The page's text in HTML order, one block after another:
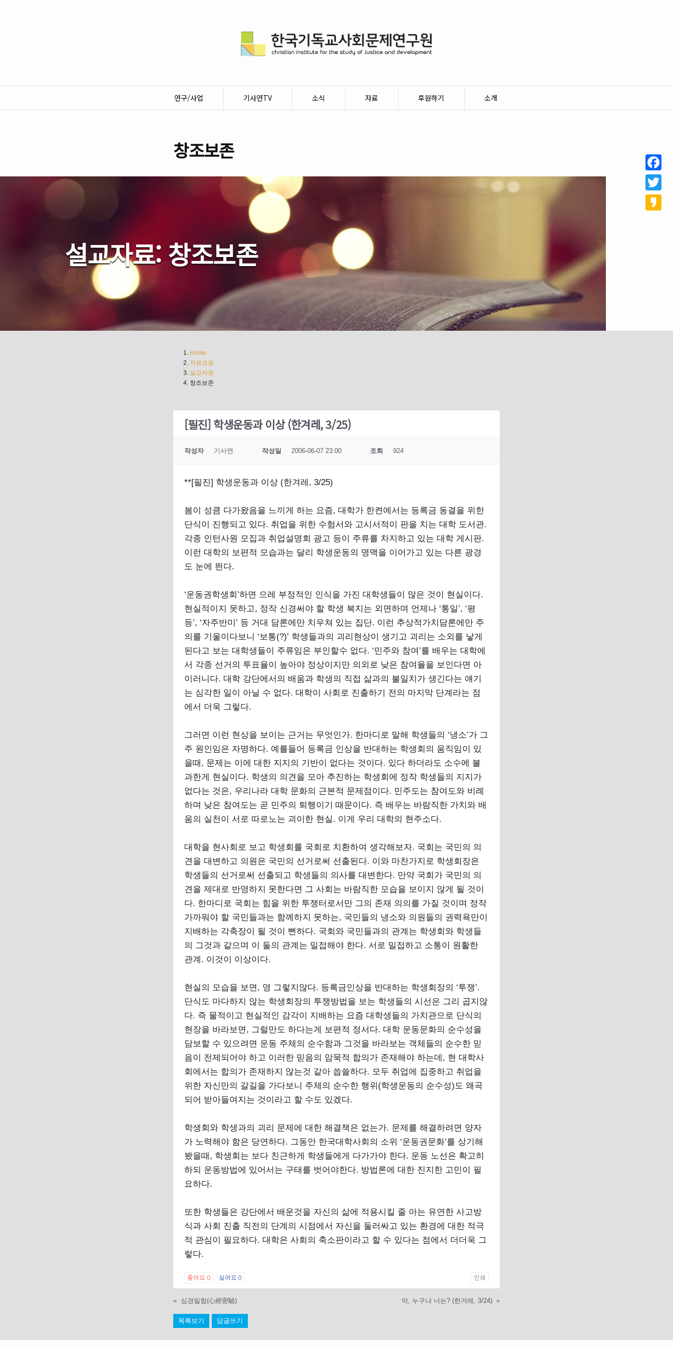
연구/사업 기사연TV 소식 자료 후원하기 소개
창조보존
설교자료: 창조보존
Home
자료모음
설교자료
창조보존
[필진] 학생운동과 이상 (한겨레, 3/25)
작성자 기사연 작성일 2006-06-07 23:00 조회 924
**[필진] 학생운동과 이상 (한겨레, 3/25)
봄이 성큼 다가왔음을 느끼게 하는 요즘, 대학가 한켠에서는 등록금 동결을 위한
단식이 진행되고 있다. 취업을 위한 수험서와 고시서적이 판을 치는 대학 도서관.
각종 인턴사원 모집과 취업설명회 광고 등이 주류를 차지하고 있는 대학 게시판.
이런 대학의 보편적 모습과는 달리 학생운동의 명맥을 이어가고 있는 다른 광경
도 눈에 띈다.
‘운동권학생회’하면 으레 부정적인 인식을 가진 대학생들이 많은 것이 현실이다.
현실적이지 못하고, 정작 신경써야 할 학생 복지는 외면하며 언제나 ‘통일’, ‘평
등’, ‘자주반미’ 등 거대 담론에만 치우쳐 있는 집단. 이런 추상적가치담론에만 주
의를 기울이다보니 ‘보통(?)’ 학생들과의 괴리현상이 생기고 괴리는 소외를 낳게
된다고 보는 대학생들이 주류임은 부인할수 없다. ‘민주와 참여’를 배우는 대학에
서 각종 선거의 투표율이 높아야 정상이지만 의외로 낮은 참여율을 보인다면 아
이러니다. 대학 강단에서의 배움과 학생의 직접 삶과의 불일치가 생긴다는 얘기
는 심각한 일이 아닐 수 없다. 대학이 사회로 진출하기 전의 마지막 단계라는 점
에서 더욱 그렇다.
그러면 이런 현상을 보이는 근거는 무엇인가. 한마디로 말해 학생들의 ‘냉소’가 그
주 원인임은 자명하다. 예를들어 등록금 인상을 반대하는 학생회의 움직임이 있
을때, 문제는 이에 대한 지지의 기반이 없다는 것이다. 있다 하더라도 소수에 불
과한게 현실이다. 학생의 의견을 모아 추진하는 학생회에 정작 학생들의 지지가
없다는 것은, 우리나라 대학 문화의 근본적 문제점이다. 민주도는 참여도와 비례
하며 낮은 참여도는 곧 민주의 퇴행이기 때문이다. 즉 배우는 바람직한 가치와 배
움의 실천이 서로 따로노는 괴이한 현실. 이게 우리 대학의 현주소다.
대학을 현사회로 보고 학생회를 국회로 치환하여 생각해보자. 국회는 국민의 의
견을 대변하고 의원은 국민의 선거로써 선출된다. 이와 마찬가지로 학생회장은
학생들의 선거로써 선출되고 학생들의 의사를 대변한다. 만약 국회가 국민의 의
견을 제대로 반영하지 못한다면 그 사회는 바람직한 모습을 보이지 않게 될 것이
다. 한마디로 국회는 힘을 위한 투쟁터로서만 그의 존재 의의를 가질 것이며 정작
가까워야 할 국민들과는 함께하지 못하는, 국민들의 냉소와 의원들의 권력욕만이
지배하는 각축장이 될 것이 뻔하다. 국회와 국민들과의 관계는 학생회와 학생들
의 그것과 같으며 이 둘의 관계는 밀접해야 한다. 서로 밀접하고 소통이 원활한
관계. 이것이 이상이다.
현실의 모습을 보면, 영 그렇지않다. 등록금인상을 반대하는 학생회장의 ‘투쟁’.
단식도 마다하지 않는 학생회장의 투쟁방법을 보는 학생들의 시선은 그리 곱지않
다. 즉 물적이고 현실적인 감각이 지배하는 요즘 대학생들의 가치관으로 단식의
현장을 바라보면, 그럴만도 하다는게 보편적 정서다. 대학 운동문화의 순수성을
담보할 수 있으려면 운동 주체의 순수함과 그것을 바라보는 객체들의 순수한 믿
음이 전제되어야 하고 이러한 믿음의 암묵적 합의가 존재해야 하는데, 현 대학사
회에서는 합의가 존재하지 않는것 같아 씁쓸하다. 모두 취업에 집중하고 취업을
위한 자신만의 갈길을 가다보니 주체의 순수한 행위(학생운동의 순수성)도 왜곡
되어 받아들여지는 것이라고 할 수도 있겠다.
학생회와 학생과의 괴리 문제에 대한 해결책은 없는가. 문제를 해결하려면 양자
가 노력해야 함은 당연하다. 그동안 한국대학사회의 소위 ‘운동권문화’를 상기해
봤을때, 학생회는 보다 친근하게 학생들에게 다가가야 한다. 운동 노선은 확고히
하되 운동방법에 있어서는 구태를 벗어야한다. 방법론에 대한 진지한 고민이 필
요하다.
또한 학생들은 강단에서 배운것을 자신의 삶에 적용시킬 줄 아는 유연한 사고방
식과 사회 진출 직전의 단계의 시점에서 자신을 둘러싸고 있는 환경에 대한 적극
적 관심이 필요하다. 대학은 사회의 축소판이라고 할 수 있다는 점에서 더더욱 그
렇다.
좋아요 0 싫어요 0 인쇄
« 심경밀험(心經密驗) 악, 누구냐 너는? (한겨레, 3/24) »
목록보기 답글쓰기
Twitter